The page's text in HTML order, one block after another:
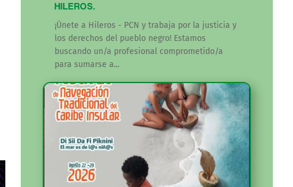
HILEROS.
¡Únete a Hileros - PCN y trabaja por la justicia y
los derechos del pueblo negro! Estamos
buscando un/a profesional comprometido/a
para sumarse a...